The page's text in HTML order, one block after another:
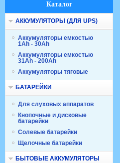
Каталог
АККУМУЛЯТОРЫ (ДЛЯ UPS)
Аккумуляторы емкостью
1Ah - 30Ah
Аккумуляторы емкостью
31Ah - 200Ah
Аккумуляторы тяговые
БАТАРЕЙКИ
Для слуховых аппаратов
Кнопочные и дисковые
батарейки
Солевые батарейки
Щелочные батарейки
БЫТОВЫЕ АККУМУЛЯТОРЫ